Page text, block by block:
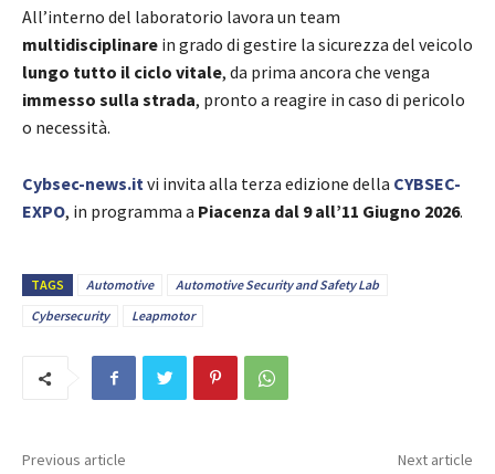
All’interno del laboratorio lavora un team
multidisciplinare in grado di gestire la sicurezza del veicolo
lungo tutto il ciclo vitale, da prima ancora che venga
immesso sulla strada, pronto a reagire in caso di pericolo
o necessità.
Cybsec-news.itvi invita alla terza edizione della CYBSEC-
EXPO, in programma a Piacenza dal 9 all’11 Giugno 2026.
TAGS Automotive
Automotive Security and Safety Lab
Cybersecurity
Leapmotor
Previous article Next article